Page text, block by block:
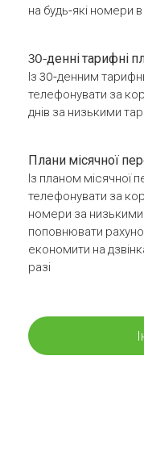
на будь-які номери
30-денні тарифні
Із 30-денним
телефонувати за
днів за низькими
Плани місячної
Із планом місячної
телефонувати за
номери за
поповнювати
економити на
разі